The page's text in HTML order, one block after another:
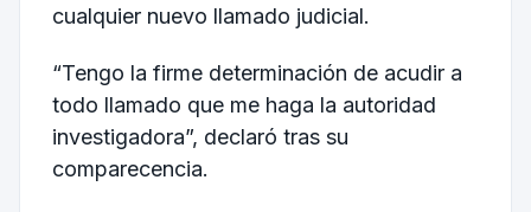
cualquier nuevo llamado judicial.
“Tengo la firme determinación de acudir a
todo llamado que me haga la autoridad
investigadora”, declaró tras su
comparecencia.